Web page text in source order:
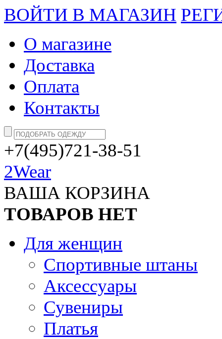
ВОЙТИ В МАГАЗИН
О магазине
Доставка
Оплата
Контакты
+7(495)721-38-51
2Wear
ВАША КОРЗИНА
ТОВАРОВ НЕТ
Для женщин
Спортивные штаны
Аксессуары
Сувениры
Платья